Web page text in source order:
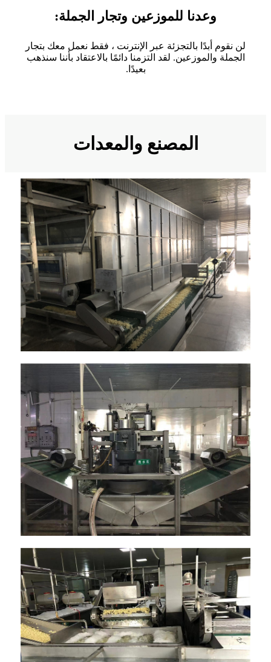
وعدنا للموزعين وتجار الجملة:
لن نقوم أبدًا بالتجزئة عبر الإنترنت ، فقط نعمل معك بتجار
الجملة والموزعين. لقد التزمنا دائمًا بالاعتقاد بأننا سنذهب
بعيدًا.
المصنع والمعدات